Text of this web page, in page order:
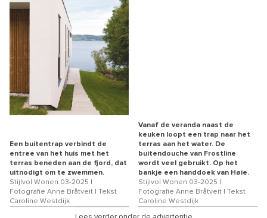
Een buitentrap verbindt de
entree van het huis met het
terras beneden aan de fjord, dat
uitnodigt om te zwemmen.
Stijlvol Wonen 03-2025 |
Fotografie Anne Bråtveit | Tekst
Caroline Westdijk
Vanaf de veranda naast de
keuken loopt een trap naar het
terras aan het water. De
buitendouche van Frostline
wordt veel gebruikt. Op het
bankje een handdoek van Høie.
Stijlvol Wonen 03-2025 |
Fotografie Anne Bråtveit | Tekst
Caroline Westdijk